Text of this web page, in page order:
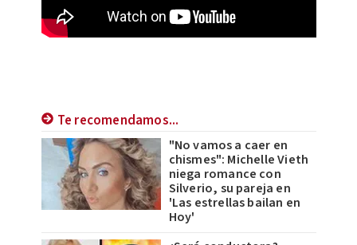
Te recomendamos...
"No vamos a caer en
chismes": Michelle Vieth
niega romance con
Silverio, su pareja en
'Las estrellas bailan en
Hoy'